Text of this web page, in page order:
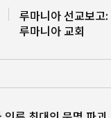
루마니아 선교보고
루마니아 교회